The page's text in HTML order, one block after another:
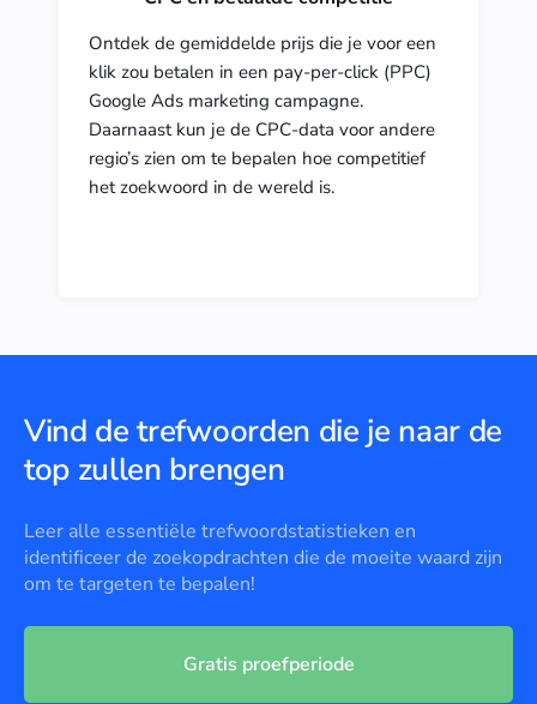
Ontdek de gemiddelde prijs die je voor een
klik zou betalen in een pay-per-click (PPC)
Google Ads marketing campagne.
Daarnaast kun je de CPC-data voor andere
regio’s zien om te bepalen hoe competitief
het zoekwoord in de wereld is.
Vind de trefwoorden die je naar de
top zullen brengen
Leer alle essentiële trefwoordstatistieken en
identificeer de zoekopdrachten die de moeite waard zijn
om te targeten te bepalen!
Gratis proefperiode